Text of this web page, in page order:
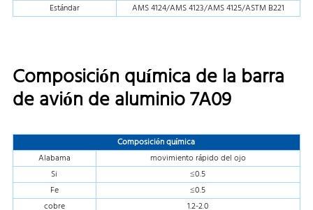
Estándar
AMS 4124/AMS 4123/AMS 4125/ASTM B221
Composición química de la barra
de avión de aluminio 7A09
Composición química
Alabama
movimiento rápido del ojo
Si
≤0.5
Fe
≤0.5
cobre
1.2-2.0